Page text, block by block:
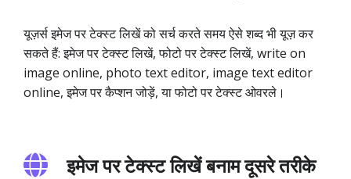
यूज़र्स इमेज पर टेक्स्ट लिखें को सर्च करते समय ऐसे शब्द भी यूज़ कर
सकते हैं: इमेज पर टेक्स्ट लिखें, फोटो पर टेक्स्ट लिखें, write on
image online, photo text editor, image text editor
online, इमेज पर कैप्शन जोड़ें, या फोटो पर टेक्स्ट ओवरले।
इमेज पर टेक्स्ट लिखें बनाम दूसरे तरीके